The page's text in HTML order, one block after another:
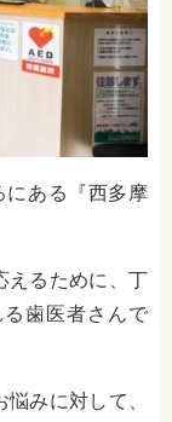
にある『西多摩
えるために、丁
歯医者さんで
みに対して、